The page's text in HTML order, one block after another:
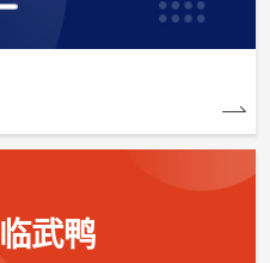
临武鸭